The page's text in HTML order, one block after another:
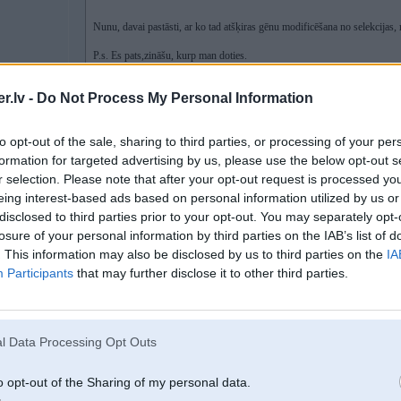
- Do Not Process My Personal Information
opt-out of the sale, sharing to third parties, or processing of your
for targeted advertising by us, please use the below opt-out
selection. Please note that after your opt-out request is processed
interest-based ads based on personal information utilized by us
to third parties prior to your opt-out. You may separately
of your personal information by third parties on the IAB’s list of
This information may also be disclosed by us to third parties on the
Participants that may further disclose it to other third parties.
Data Processing Opt Outs
opt-out of the Sharing of my personal data.
Nunu, davai pastāsti, ar ko tad atšķiras gēnu modificēšana no
P.s. Es pats,zināšu, kurp man doties.
Rezultāts? Pirmajā gadījumā ābols paliks par ābolu, ar noteiktu
rāmītis. Otrajā gadījumā rāmīša nav. Tas vairs nebūs ābols, jo īpašību
alerģija tikai pret zemenēm, pēkšņi var parādīties alerģija pret āboliem. Un
risks — kāds nevarēs droši ēst neko, jo samainīti gēni var sačakarēt visu
modificēšanai būtu vienāds, tad modificēšana nevienu neinteresētu, jo ir
labāk būtu balsojums pret pediņmācībām skolās